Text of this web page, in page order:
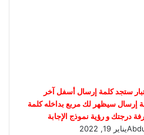
ستجد كلمة إرسال أسفل آخر
إرسال سيظهر لك مربع بداخله كلمة
درجتك و رؤية نموذج الإجابة
يناير 19, 2022